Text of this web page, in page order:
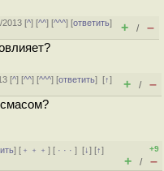
2013 [^] [^^] [^^^] [ответить]
+ / –
[^] [^^] [^^^] [ответить][↑]
+ / –
] [ ﹢﹢﹢] [ · · ·][↓] [↑]
+9
+ / –